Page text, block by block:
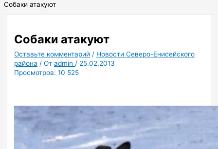
Собаки атакуют
Собаки атакуют
Оставьте комментарий / Новости Северо-Енисейского
района / Отadmin / 25.02.2013
Просмотров: 10 525